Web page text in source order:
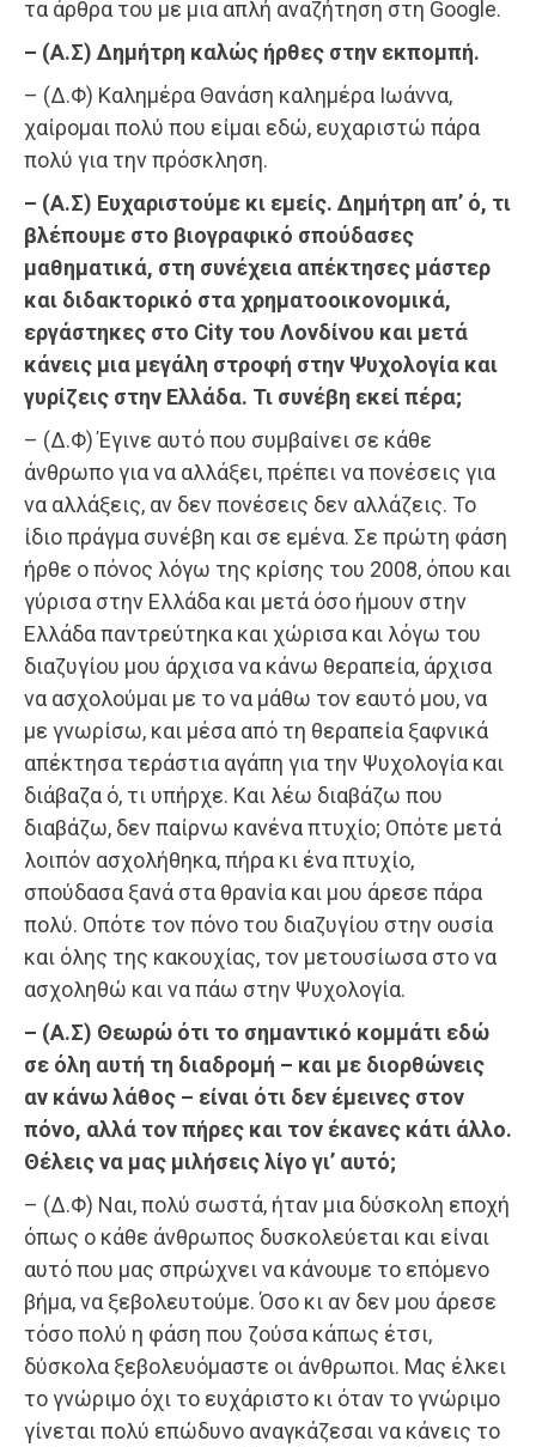
τα άρθρα του με μια απλή αναζήτηση στη Google.
– (Α.Σ) Δημήτρη καλώς ήρθες στην εκπομπή.
– (Δ.Φ) Καλημέρα Θανάση καλημέρα Ιωάννα,
χαίρομαι πολύ που είμαι εδώ, ευχαριστώ πάρα
πολύ για την πρόσκληση.
– (Α.Σ) Ευχαριστούμε κι εμείς. Δημήτρη απ’ ό, τι
βλέπουμε στο βιογραφικό σπούδασες
μαθηματικά, στη συνέχεια απέκτησες μάστερ
και διδακτορικό στα χρηματοοικονομικά,
εργάστηκες στο City του Λονδίνου και μετά
κάνεις μια μεγάλη στροφή στην Ψυχολογία και
γυρίζεις στην Ελλάδα. Τι συνέβη εκεί πέρα;
– (Δ.Φ) Έγινε αυτό που συμβαίνει σε κάθε
άνθρωπο για να αλλάξει, πρέπει να πονέσεις για
να αλλάξεις, αν δεν πονέσεις δεν αλλάζεις. Το
ίδιο πράγμα συνέβη και σε εμένα. Σε πρώτη φάση
ήρθε ο πόνος λόγω της κρίσης του 2008, όπου και
γύρισα στην Ελλάδα και μετά όσο ήμουν στην
Ελλάδα παντρεύτηκα και χώρισα και λόγω του
διαζυγίου μου άρχισα να κάνω θεραπεία, άρχισα
να ασχολούμαι με το να μάθω τον εαυτό μου, να
με γνωρίσω, και μέσα από τη θεραπεία ξαφνικά
απέκτησα τεράστια αγάπη για την Ψυχολογία και
διάβαζα ό, τι υπήρχε. Και λέω διαβάζω που
διαβάζω, δεν παίρνω κανένα πτυχίο; Οπότε μετά
λοιπόν ασχολήθηκα, πήρα κι ένα πτυχίο,
σπούδασα ξανά στα θρανία και μου άρεσε πάρα
πολύ. Οπότε τον πόνο του διαζυγίου στην ουσία
και όλης της κακουχίας, τον μετουσίωσα στο να
ασχοληθώ και να πάω στην Ψυχολογία.
– (Α.Σ) Θεωρώ ότι το σημαντικό κομμάτι εδώ
σε όλη αυτή τη διαδρομή – και με διορθώνεις
αν κάνω λάθος – είναι ότι δεν έμεινες στον
πόνο, αλλά τον πήρες και τον έκανες κάτι άλλο.
Θέλεις να μας μιλήσεις λίγο γι’ αυτό;
– (Δ.Φ) Ναι, πολύ σωστά, ήταν μια δύσκολη εποχή
όπως ο κάθε άνθρωπος δυσκολεύεται και είναι
αυτό που μας σπρώχνει να κάνουμε το επόμενο
βήμα, να ξεβολευτούμε. Όσο κι αν δεν μου άρεσε
τόσο πολύ η φάση που ζούσα κάπως έτσι,
δύσκολα ξεβολευόμαστε οι άνθρωποι. Μας έλκει
το γνώριμο όχι το ευχάριστο κι όταν το γνώριμο
γίνεται πολύ επώδυνο αναγκάζεσαι να κάνεις το